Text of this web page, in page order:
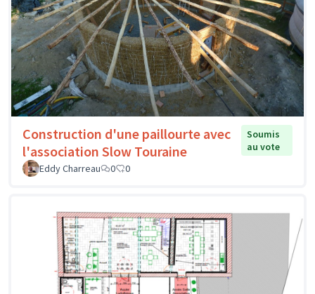
Construction d'une paillourte avec
l'association Slow Touraine
Soumis
au vote
Eddy Charreau
0 0